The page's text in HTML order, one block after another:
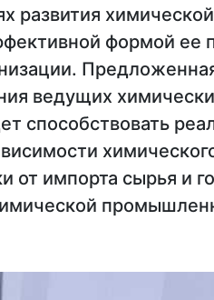
развития
формой ее
ведущих
способствовать
от импорта сырья и